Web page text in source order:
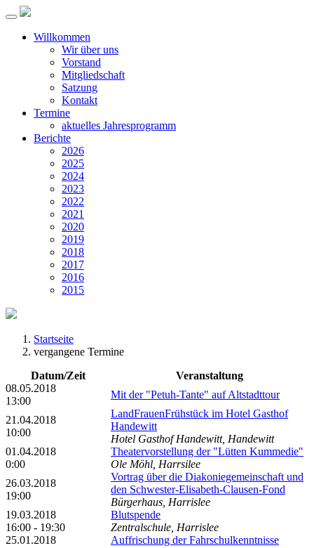
Willkommen
Wir über uns
Vorstand
Mitgliedschaft
Satzung
Kontakt
Termine
aktuelles Jahresprogramm
Berichte
2026
2025
2024
2023
2022
2021
2020
2019
2018
2017
2016
2015
Startseite
vergangene Termine
Datum/Zeit
Veranstaltung
08.05.2018
13:00
Mit der "Petuh-Tante" auf Altstadttour
21.04.2018
10:00
LandFrauenFrühstück im Hotel Gasthof
Handewitt
Hotel Gasthof Handewitt, Handewitt
01.04.2018
0:00
Theatervorstellung der "Lütten Kummedie"
Ole Möhl, Harrsilee
26.03.2018
19:00
Vortrag über die Diakoniegemeinschaft und
den Schwester-Elisabeth-Clausen-Fond
Bürgerhaus, Harrislee
19.03.2018
16:00 - 19:30
Blutspende
Zentralschule, Harrislee
25.01.2018
Auffrischung der Fahrschulkenntnisse